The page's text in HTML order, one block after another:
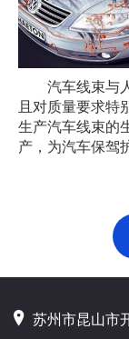
汽车线束与
且对质量要求特
生产汽车线束的
产，为汽车保驾
苏州市昆山市